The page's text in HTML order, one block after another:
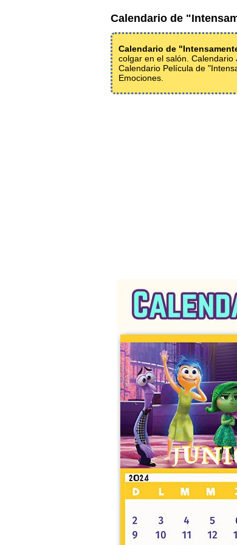
Calendario de
Calendario de
colgar en el salón. Calendario
Calendario Película de
Emociones.